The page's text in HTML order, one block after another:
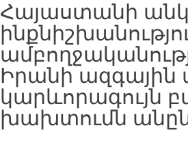
Հայաստանի
Իրանի ազգային
կարևորագույն
խախտումն